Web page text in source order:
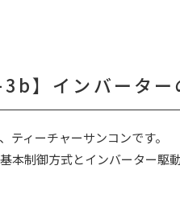
3b】 インバータ
ティーチャーサンコンです。
本制御方式とインバーター駆